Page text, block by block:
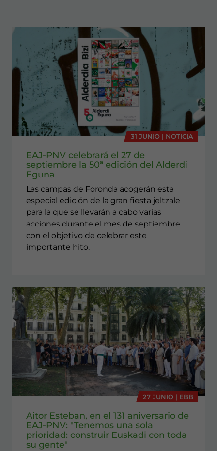
31 JUNIO | NOTICIA
EAJ-PNV celebrará el 27 de
septiembre la 50ª edición del Alderdi
Eguna
Las campas de Foronda acogerán esta
especial edición de la gran fiesta jeltzale
para la que se llevarán a cabo varias
acciones durante el mes de septiembre
con el objetivo de celebrar este
importante hito.
27 JUNIO | EBB
Aitor Esteban, en el 131 aniversario de
EAJ-PNV: "Tenemos una sola
prioridad: construir Euskadi con toda
su gente"